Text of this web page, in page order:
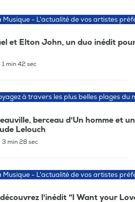
Musique - L'actualité de vos artistes
et Elton John, un duo inédit
1 min 42 sec
à travers les plus belles plages du
berceau d'Un homme et
Lelouch
3 min 28 sec
Musique - L'actualité de vos artistes
l'inédit "I Want your